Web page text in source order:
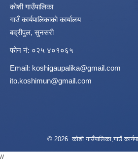
कोशी गाउँपालिका
गाउँ कार्यपालिकाको कार्यालय
बद्रीपुल, सुनसरी
फोन नं: ०२५ ४०१०६५
Email: koshigaupalika@gmail.com
ito.koshimun@gmail.com
© 2026 कोशी गाउँपालिका,गाउँ
//